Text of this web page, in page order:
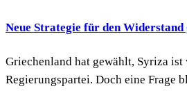
Neue Strategie für den Widerstand
Griechenland hat gewählt, Syriza ist
Regierungspartei. Doch eine Frage